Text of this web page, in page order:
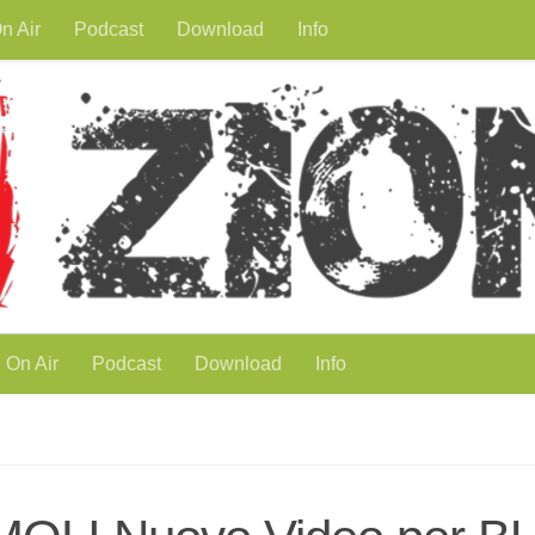
Air Podcast Download Info
On Air Podcast Download Info